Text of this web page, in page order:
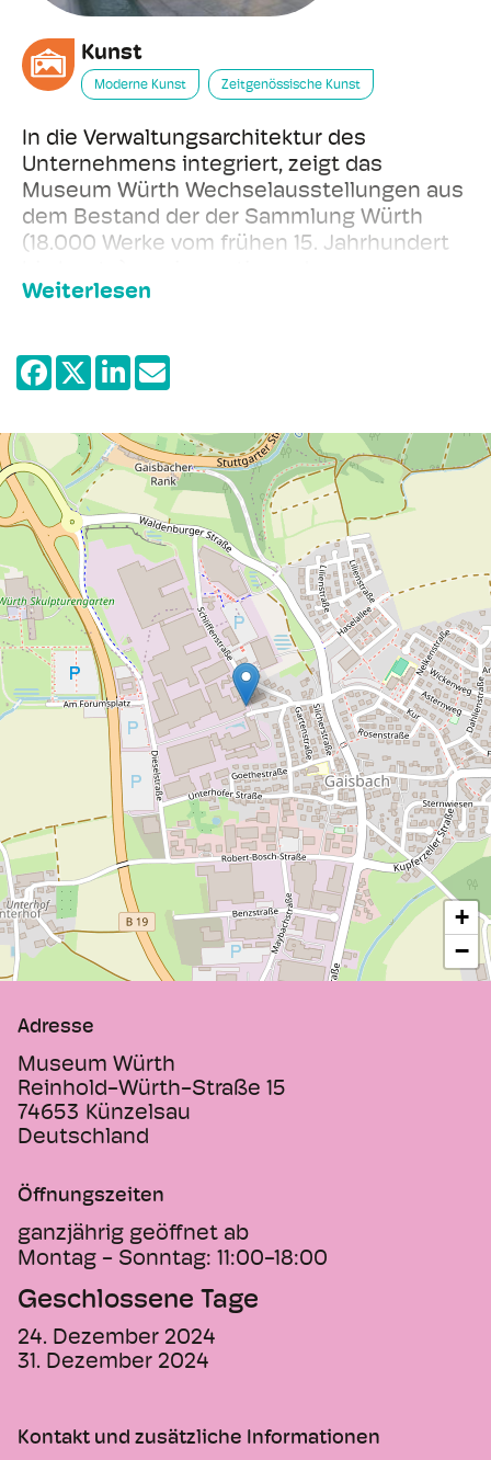
Kunst
Moderne Kunst Zeitgenössische Kunst
In die Verwaltungsarchitektur des
Unternehmens integriert, zeigt das
Museum Würth Wechselausstellungen aus
dem Bestand der der Sammlung Würth
(18.000 Werke vom frühen 15. Jahrhundert
Werkkomplexe.
Das Museum Würth in Künzelsau ist das
Ergebnis des kulturellen Engagements und
Sammlertätigkeit des Unternehmers
Reinhold Würth. Integriert in das
Verwaltungsgebäude des Unternehmens
entstanden 1991 zwei selbstständige
Museumsbereiche, die Sammlung
Schrauben und Gewinde und das Museum
für moderne und zeitgenössische Kunst.
Aufgrund seiner Eingliederung in die
Konzernzentrale kann das Museum Würth
in seiner Architektur daher nicht isoliert
betrachtet werden.
In seiner architektonischen Sprache den
postmodernen achtziger Jahren
verpflichtet schuf das Stuttgarter
Architekturbüro Müller-Djordjevic eine
lockere Vernetzung unterschiedlicher
funktionaler Bereiche, die die Symbiose
von Arbeitswelt und Kultur auf
ungewöhnliche Weise erlebbar macht. Das
lichtdurchflutete und lebendig
an Firmenbesucher als auch an Mitarbeiter.
Die Mitarbeiter können von den
umlaufenden Galerien aus die
wechselnden Kunstaktivitäten des
Museums betrachten. Der von außen
findet zusätzlich zu den Ausstellungen
einen umtriebigen, offenen
Geschäftsablauf vor. Begegnungen sind in
jeder Hinsicht möglich.
Weiterlesen
+
−
Adresse
Museum Würth
Reinhold-Würth-Straße 15
74653 Künzelsau
Deutschland
Öffnungszeiten
ganzjährig geöffnet ab
Montag - Sonntag: 11:00-18:00
Geschlossene Tage
24. Dezember 2024
31. Dezember 2024
Kontakt und zusätzliche Informationen